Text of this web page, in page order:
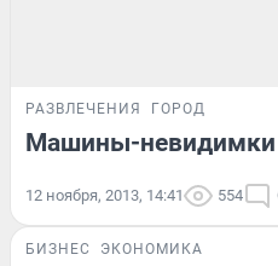
РАЗВЛЕЧЕНИЯ ГОРОД
Машины-невидимки
12 ноября, 2013, 14:41 554
БИЗНЕС ЭКОНОМИКА